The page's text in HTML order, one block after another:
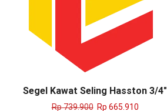
Segel Kawat Seling Hasston 3/4″
Rp739.900 Rp 665.910